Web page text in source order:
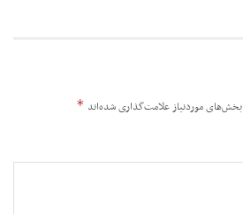
بخش‌های موردنیاز علامت‌گذاری شده‌اند *